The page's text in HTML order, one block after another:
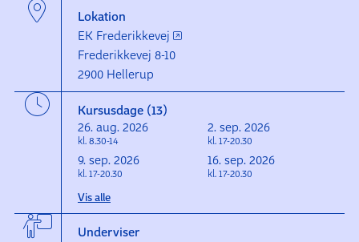
Lokation
EK Frederikkevej
Frederikkevej 8-10
2900 Hellerup
Kursusdage (13)
26. aug. 2026
kl. 8.30-14
2. sep. 2026
kl. 17-20.30
9. sep. 2026
kl. 17-20.30
16. sep. 2026
kl. 17-20.30
Vis alle
Underviser